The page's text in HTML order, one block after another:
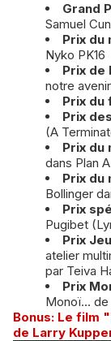
Grand
Samuel
Prix du
Nyko PK16
Prix de
notre
Prix du
Prix
(A
Prix du
dans Plan
Prix du
Bollinger
Prix
Pugibet
Prix
atelier
par Teiva
Prix
Monoï... de
Bonus: Le film
de Larry